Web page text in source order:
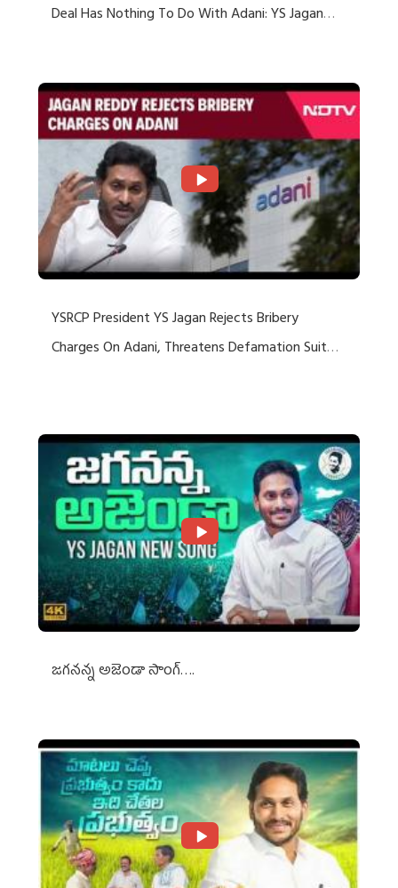
Deal Has Nothing To Do With Adani: YS Jagan
YSRCP President YS Jagan Rejects Bribery
Charges On Adani, Threatens Defamation Suit
జగనన్న అజెండా సాంగ్….